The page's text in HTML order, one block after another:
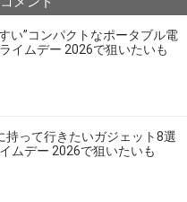
い”コンパクトなポータブル電
イムデー 2026で狙いたいも
持って行きたいガジェット8選
ムデー 2026で狙いたいも